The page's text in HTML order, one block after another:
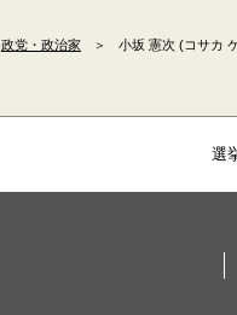
政党・政治家 ＞ 小坂 憲次 (コサカ
選